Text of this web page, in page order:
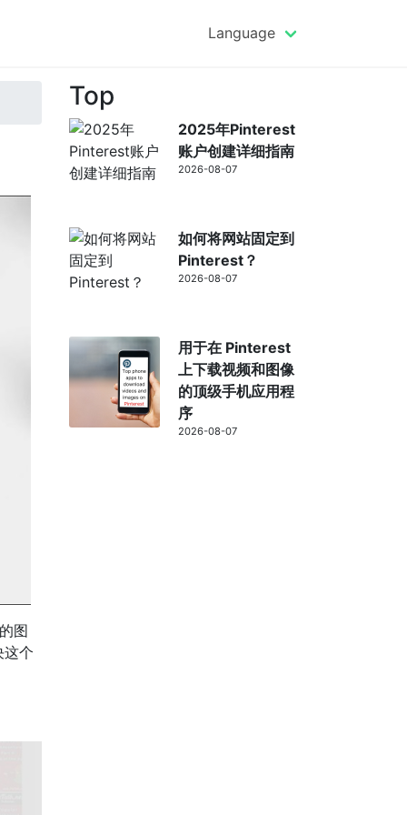
Language
图
这个
Top
2025年Pinterest
账户创建详细指南
2026-08-07
如何将网站固定到
Pinterest？
2026-08-07
用于在 Pinterest
上下载视频和图像
的顶级手机应用程
序
2026-08-07